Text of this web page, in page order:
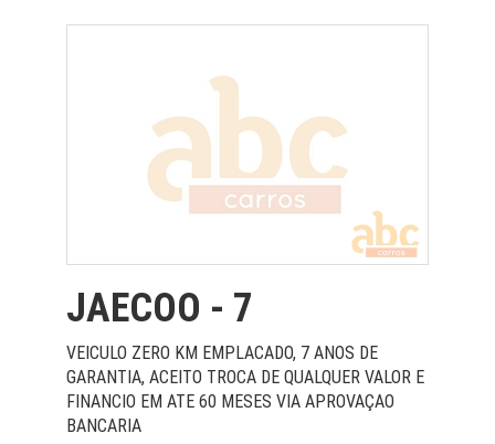
JAECOO - 7
VEICULO ZERO KM EMPLACADO, 7 ANOS DE
GARANTIA, ACEITO TROCA DE QUALQUER VALOR E
FINANCIO EM ATE 60 MESES VIA APROVAÇAO
BANCARIA